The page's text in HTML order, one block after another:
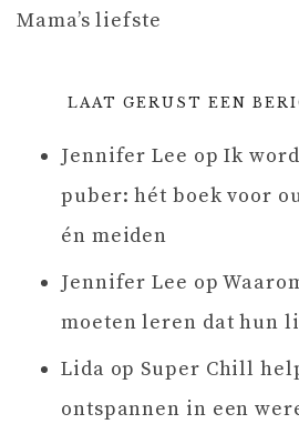
Mama’s liefste
LAAT GERUST EEN
Jennifer Lee opIk
puber: hét boek voor
én meiden
Jennifer Lee op
moeten leren dat hun
Lida op Super Chill
ontspannen in een